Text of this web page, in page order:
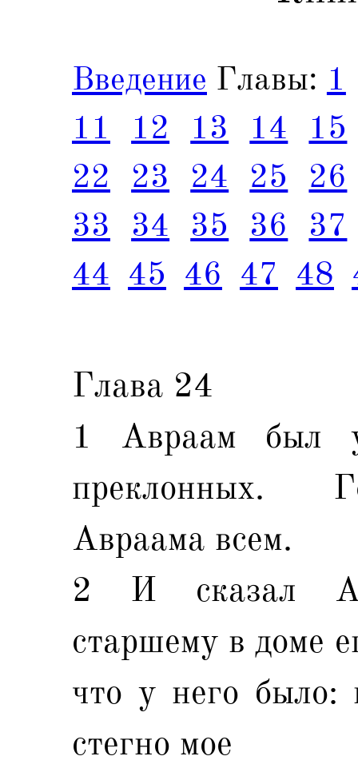
Введение Главы: 1
11
12 13 14
15
22
23 24 25
26
33
34 35 36
37
44 45 46 47 48
Глава 24
1 Авраам был
преклонных.
Авраама всем.
2 И сказал
старшему в доме
что у него
стегно мое